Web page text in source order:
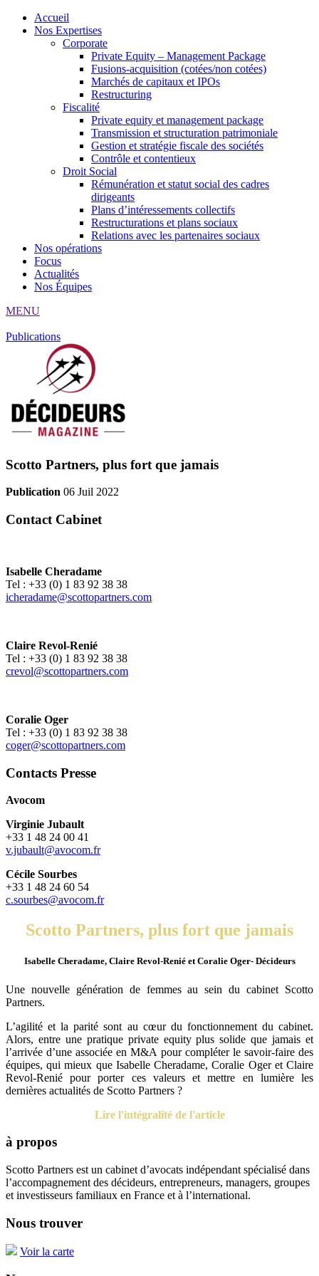
Accueil
Nos Expertises
Corporate
Private Equity – Management Package
Fusions-acquisition (cotées/non cotées)
Marchés de capitaux et IPOs
Restructuring
Fiscalité
Private equity et management package
Transmission et structuration patrimoniale
Gestion et stratégie fiscale des sociétés
Contrôle et contentieux
Droit Social
Rémunération et statut social des cadres
dirigeants
Plans d’intéressements collectifs
Restructurations et plans sociaux
Relations avec les partenaires sociaux
Nos opérations
Focus
Actualités
Nos Équipes
MENU
Publications
Scotto Partners, plus fort que jamais
Publication 06 Juil 2022
Contact Cabinet
Isabelle Cheradame
Tel : +33 (0) 1 83 92 38 38
icheradame@scottopartners.com
Claire Revol-Renié
Tel : +33 (0) 1 83 92 38 38
crevol@scottopartners.com
Coralie Oger
Tel : +33 (0) 1 83 92 38 38
coger@scottopartners.com
Contacts Presse
Avocom
Virginie Jubault
+33 1 48 24 00 41
v.jubault@avocom.fr
Cécile Sourbes
+33 1 48 24 60 54
c.sourbes@avocom.fr
Scotto Partners, plus fort que jamais
Isabelle Cheradame, Claire Revol-Renié et Coralie Oger- Décideurs
Une nouvelle génération de femmes au sein du cabinet Scotto
Partners.
L’agilité et la parité sont au cœur du fonctionnement du cabinet.
Alors, entre une pratique private equity plus solide que jamais et
l’arrivée d’une associée en M&A pour compléter le savoir-faire des
équipes, qui mieux que Isabelle Cheradame, Coralie Oger et Claire
Revol-Renié pour porter ces valeurs et mettre en lumière les
dernières actualités de Scotto Partners ?
Lire l'intégralité de l'article
à propos
Scotto Partners est un cabinet d’avocats indépendant spécialisé dans
l’accompagnement des décideurs, entrepreneurs, managers, groupes
et investisseurs familiaux en France et à l’international.
Nous trouver
Voir la carte